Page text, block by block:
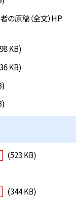
原稿（全文）HP
KB)
KB)
(523 KB)
(344 KB)